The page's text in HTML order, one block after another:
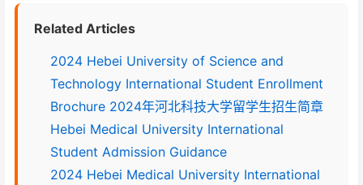
Related Articles
2024 Hebei University of Science and
Technology International Student Enrollment
Brochure 2024年河北科技大学留学生招生简章
Hebei Medical University International
Student Admission Guidance
2024 Hebei Medical University International